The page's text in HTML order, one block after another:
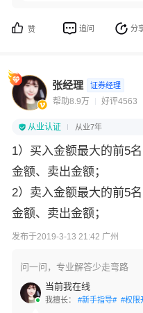
赞 追问 分
张经理 证券经理
帮助8.9万 好评4563
从业认证 从业7年
1）买入金额最大的前5
金额、卖出金额；
2）卖入金额最大的前5
金额、卖出金额；
发布于2019-3-13 21:42 广州
问一问，专业解答少走弯路
当前我在线
我擅长： #新手指导# #权限